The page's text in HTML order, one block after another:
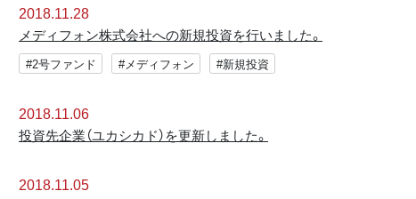
2018.11.28
メディフォン株式会社への新規投資を行いました。
#2号ファンド #メディフォン #新規投資
2018.11.06
投資先企業（ユカシカド）を更新しました。
2018.11.05